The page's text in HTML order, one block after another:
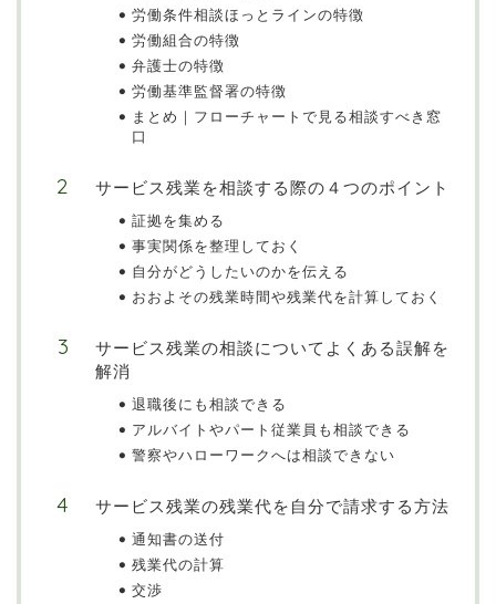
労働条件相談ほっとラインの特徴
労働組合の特徴
弁護士の特徴
労働基準監督署の特徴
まとめ｜フローチャートで見る相談すべき窓
口
サービス残業を相談する際の４つのポイント
証拠を集める
事実関係を整理しておく
自分がどうしたいのかを伝える
おおよその残業時間や残業代を計算しておく
サービス残業の相談についてよくある誤解を
解消
退職後にも相談できる
アルバイトやパート従業員も相談できる
警察やハローワークへは相談できない
サービス残業の残業代を自分で請求する方法
通知書の送付
残業代の計算
交渉